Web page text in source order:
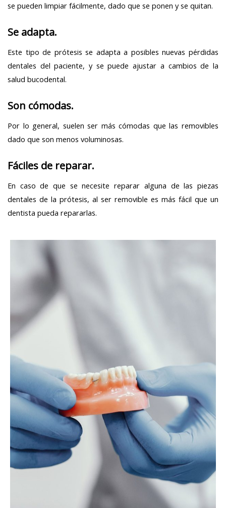
se pueden limpiar fácilmente, dado que se ponen y se quitan.
Se adapta.
Este tipo de prótesis se adapta a posibles nuevas pérdidas
dentales del paciente, y se puede ajustar a cambios de la
salud bucodental.
Son cómodas.
Por lo general, suelen ser más cómodas que las removibles
dado que son menos voluminosas.
Fáciles de reparar.
En caso de que se necesite reparar alguna de las piezas
dentales de la prótesis, al ser removible es más fácil que un
dentista pueda repararlas.